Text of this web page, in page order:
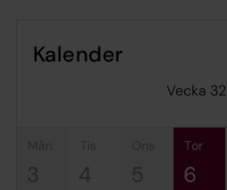
Kalender
Vecka 32
tis
4
tor
6